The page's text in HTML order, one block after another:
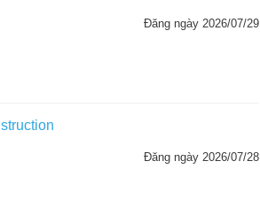
Đăng ngày 2026/07/29
Đăng ngày 2026/07/28